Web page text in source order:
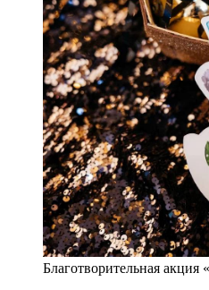
Благотворительная акция